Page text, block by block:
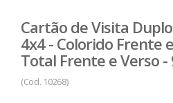
Cartão de Visita
4x4 - Colorido Frente
Total Frente e Verso -
(Cod. 10268)